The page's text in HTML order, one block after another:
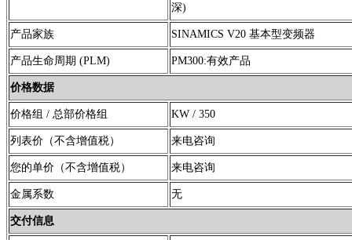
深)
产品家族 SINAMICS V20 基本型变频器
产品生命周期 (PLM) PM300:有效产品
价格数据
价格组 / 总部价格组 KW / 350
列表价（不含增值税） 来电咨询
您的单价（不含增值税） 来电咨询
金属系数 无
交付信息